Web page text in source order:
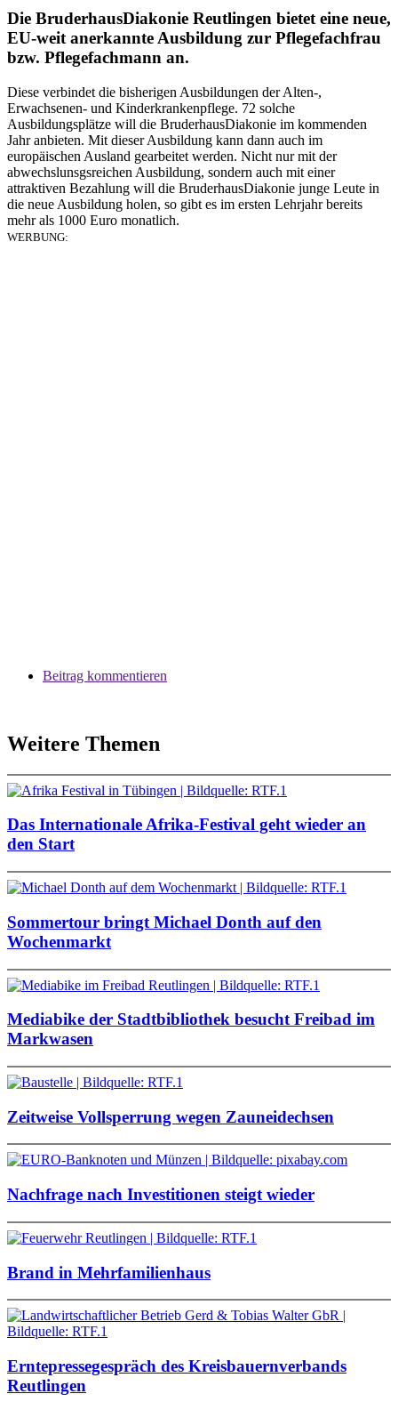
Die BruderhausDiakonie Reutlingen bietet eine neue,
EU-weit anerkannte Ausbildung zur Pflegefachfrau
bzw. Pflegefachmann an.
Diese verbindet die bisherigen Ausbildungen der Alten-,
Erwachsenen- und Kinderkrankenpflege. 72 solche
Ausbildungsplätze will die BruderhausDiakonie im kommenden
Jahr anbieten. Mit dieser Ausbildung kann dann auch im
europäischen Ausland gearbeitet werden. Nicht nur mit der
abwechslunsgsreichen Ausbildung, sondern auch mit einer
attraktiven Bezahlung will die BruderhausDiakonie junge Leute in
die neue Ausbildung holen, so gibt es im ersten Lehrjahr bereits
mehr als 1000 Euro monatlich.
WERBUNG:
Beitrag kommentieren
Weitere Themen
Das Internationale Afrika-Festival geht wieder an
den Start
Sommertour bringt Michael Donth auf den
Wochenmarkt
Mediabike der Stadtbibliothek besucht Freibad im
Markwasen
Zeitweise Vollsperrung wegen Zauneidechsen
Nachfrage nach Investitionen steigt wieder
Brand in Mehrfamilienhaus
Erntepressegespräch des Kreisbauernverbands
Reutlingen